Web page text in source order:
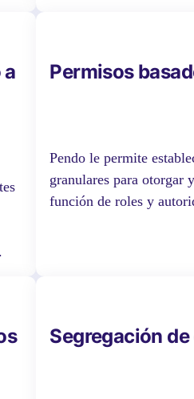
Permisos
Pendo le permite
granulares para otorgar
función de roles y
Segregación de